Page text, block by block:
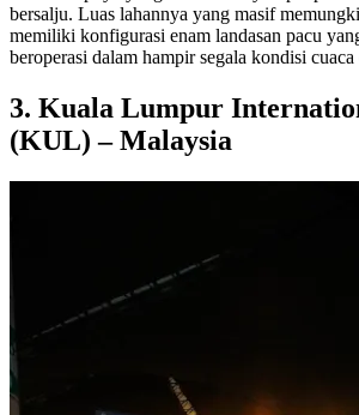
bersalju. Luas lahannya yang masif
memiliki konfigurasi enam landasan pacu
beroperasi dalam hampir segala kondisi
3. Kuala Lumpur
(KUL) – Malaysia